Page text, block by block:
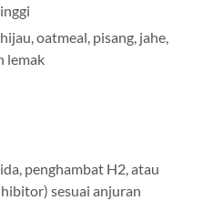
oatmeal, pisang, jahe,
lemak
penghambat H2, atau
sesuai anjuran